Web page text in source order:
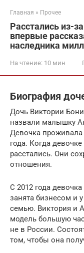
Главная » Прочее
Расстались из-
впервые
наследника
На чтение: 10 мин
Биография
Дочь Виктории
назвали малышку
Девочка
года. Когда
расстались. Они
отношения.
С 2012 года
занята бизнесом и
семью. Виктория и
модель большую
не в России.
том, чтобы она